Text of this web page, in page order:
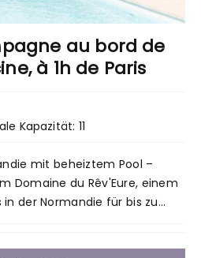
au bord de
à 1h de Paris
Kapazität: 11
mit beheiztem Pool –
Domaine du Rêv'Eure, einem
der Normandie für bis zu...